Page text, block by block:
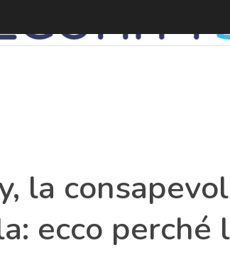
la
ecco perché